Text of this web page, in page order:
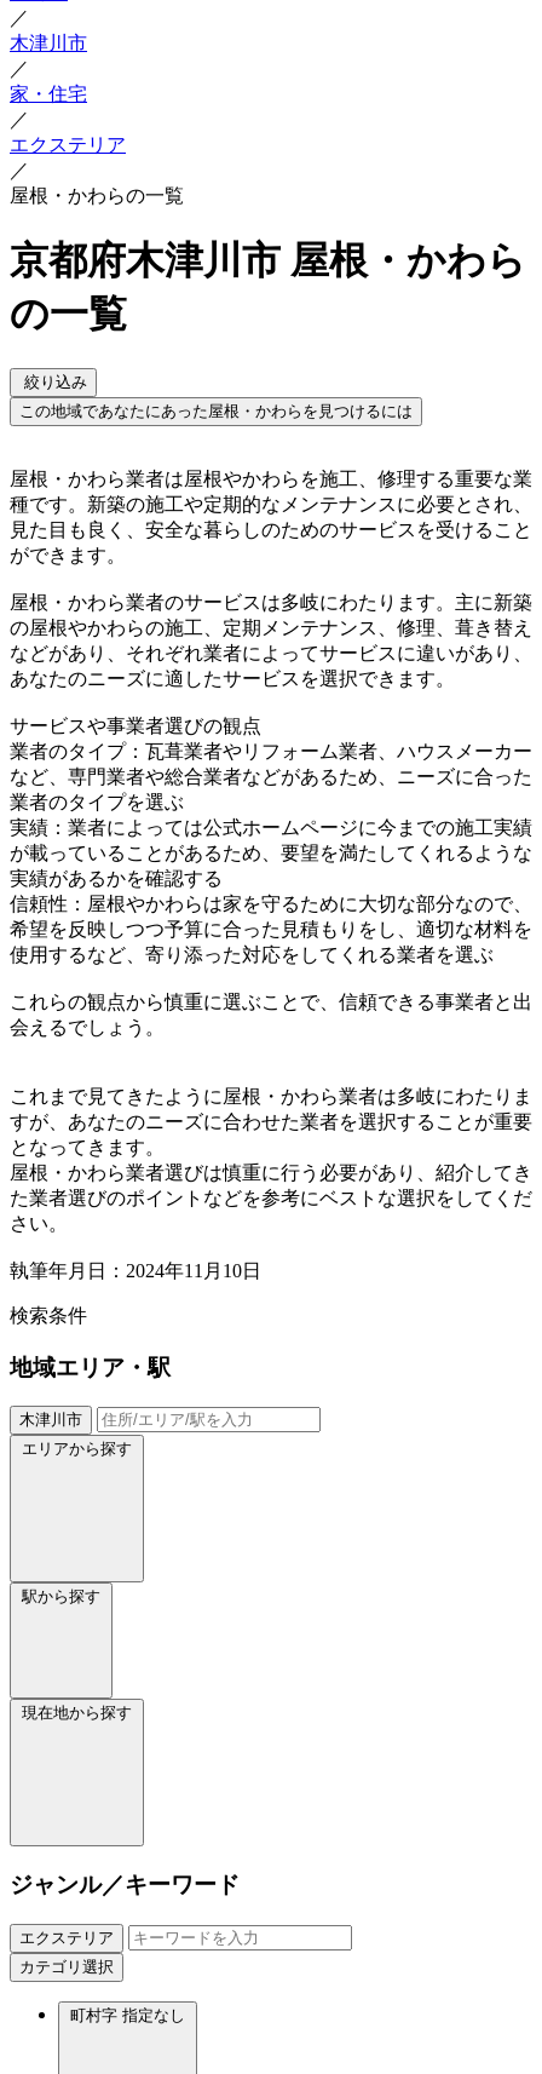
／
木津川市
／
家・住宅
／
エクステリア
／
屋根・かわらの一覧
京都府木津川市 屋根・かわら
の一覧
絞り込み
この地域であなたにあった屋根・かわらを見つけるには
屋根・かわら業者は屋根やかわらを施工、修理する重要な業
種です。新築の施工や定期的なメンテナンスに必要とされ、
見た目も良く、安全な暮らしのためのサービスを受けること
ができます。
屋根・かわら業者のサービスは多岐にわたります。主に新築
の屋根やかわらの施工、定期メンテナンス、修理、葺き替え
などがあり、それぞれ業者によってサービスに違いがあり、
あなたのニーズに適したサービスを選択できます。
サービスや事業者選びの観点
業者のタイプ：瓦葺業者やリフォーム業者、ハウスメーカー
など、専門業者や総合業者などがあるため、ニーズに合った
業者のタイプを選ぶ
実績：業者によっては公式ホームページに今までの施工実績
が載っていることがあるため、要望を満たしてくれるような
実績があるかを確認する
信頼性：屋根やかわらは家を守るために大切な部分なので、
希望を反映しつつ予算に合った見積もりをし、適切な材料を
使用するなど、寄り添った対応をしてくれる業者を選ぶ
これらの観点から慎重に選ぶことで、信頼できる事業者と出
会えるでしょう。
これまで見てきたように屋根・かわら業者は多岐にわたりま
すが、あなたのニーズに合わせた業者を選択することが重要
となってきます。
屋根・かわら業者選びは慎重に行う必要があり、紹介してき
た業者選びのポイントなどを参考にベストな選択をしてくだ
さい。
執筆年月日：2024年11月10日
検索条件
地域エリア・駅
木津川市
エリアから探す
駅から探す
現在地から探す
ジャンル／キーワード
エクステリア
カテゴリ選択
町村字 指定なし